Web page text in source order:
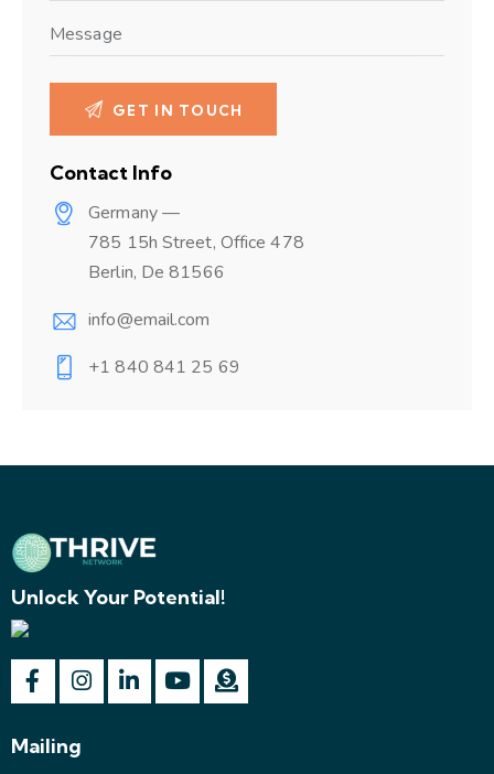
Contact Info
Germany —
785 15h Street, Office 478
Berlin, De 81566
info@email.com
+1 840 841 25 69
Unlock Your Potential!
Mailing